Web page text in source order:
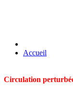
Accueil
Circulation